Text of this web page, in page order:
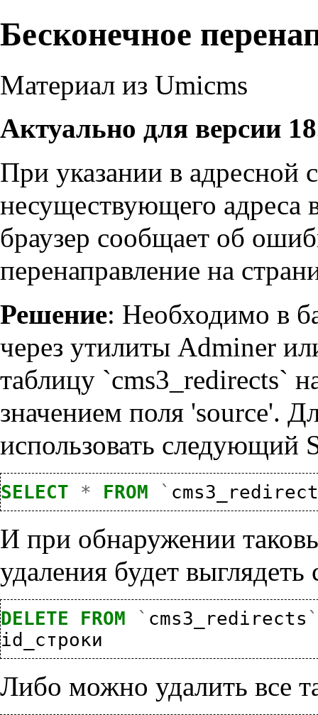
Бесконечное
Материал из Umicms
Актуально для версии
При указании в адресной
несуществующего адреса
браузер сообщает об
перенаправление на
Решение: Необходимо в
через утилиты Adminer
таблицу `cms3_redirects`
значением поля 'source'.
использовать следующий
SELECT * FROM `
И при обнаружении
удаления будет
DELETE FROM ` cms3_redirects
id_строки
Либо можно удалить все